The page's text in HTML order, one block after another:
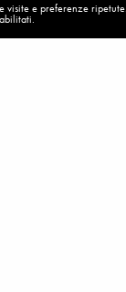
e preferenze